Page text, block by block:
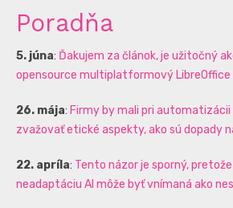
Poradňa
5. júna: Ďakujem za článok, je užitočný
opensource multiplatformový LibreOffice
26. mája: Firmy by mali pri
zvažovať etické aspekty, ako sú dopady
22. apríla: Tento názor je sporný,
neadaptáciu AI môže byť vnímaná ako